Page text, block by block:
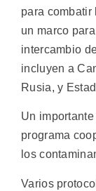
para
un marco
intercambio
incluyen a
Rusia, y
Un
programa
los
Varios